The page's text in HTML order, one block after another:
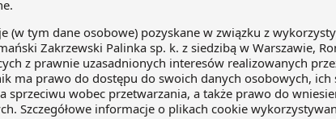
Tarcza 4.0.
W dniu 4 czerwca
uchwalił Tarczę
ustawa trafi teraz